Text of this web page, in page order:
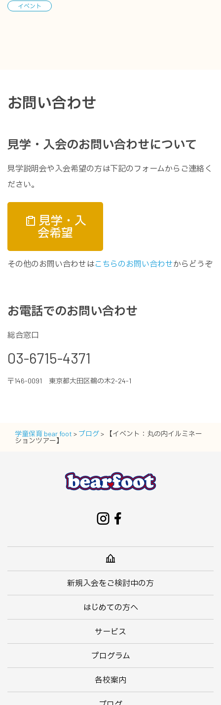
イベント
お問い合わせ
見学・入会のお問い合わせについて
見学説明会や入会希望の方は下記のフォームからご連絡く
ださい。
見学・入
会希望
その他のお問い合わせはこちらのお問い合わせからどうぞ
お電話でのお問い合わせ
総合窓口
03-6715-4371
〒146-0091 東京都大田区鵜の木2-24-1
学童保育 bear foot > ブログ>
【イベント：丸の内イルミネー
ションツアー】
新規入会をご検討中の方
はじめての方へ
サービス
プログラム
各校案内